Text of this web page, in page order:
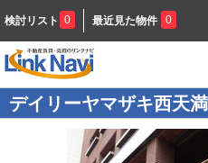
検討リスト 0 最近見た物件 0
デイリーヤマザキ西天